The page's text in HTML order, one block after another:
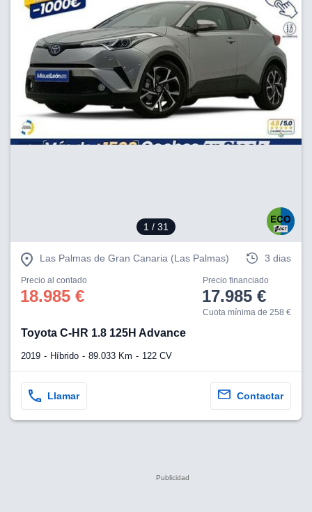
1 / 31
Las Palmas de Gran Canaria (Las Palmas) 3 dias
Precio al contado
18.985 €
Precio financiado
17.985 €
Cuota mínima de 258 €
Toyota C-HR 1.8 125H Advance
2019 Híbrido 89.033 Km 122 CV
Llamar Contactar